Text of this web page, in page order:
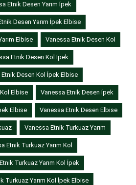
Etnik Desen Yarım İpek
Desen Yarım İpek Elbise
Elbise Vanessa Etnik Desen Kol
Etnik Desen Kol İpek
Desen Kol İpek Elbise
Elbise Vanessa Etnik Desen İpek
Elbise Vanessa Etnik Desen Elbise
Vanessa Etnik Turkuaz Yarım
Etnik Turkuaz Yarım Kol
Turkuaz Yarım Kol İpek
Turkuaz Yarım Kol İpek Elbise